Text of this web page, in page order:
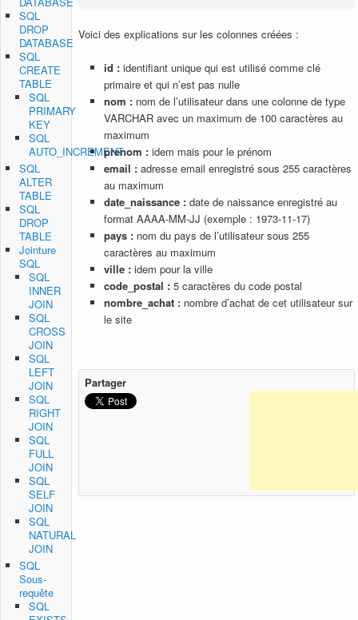
Voici des explications sur les colonnes créées :
id : identifiant unique qui est utilisé comme clé
primaire et qui n’est pas nulle
nom : nom de l’utilisateur dans une colonne de type
VARCHAR avec un maximum de 100 caractères au
maximum
prenom : idem mais pour le prénom
email : adresse email enregistré sous 255 caractères
au maximum
date_naissance : date de naissance enregistré au
format AAAA-MM-JJ (exemple : 1973-11-17)
pays : nom du pays de l’utilisateur sous 255
caractères au maximum
ville : idem pour la ville
code_postal : 5 caractères du code postal
nombre_achat : nombre d’achat de cet utilisateur sur
le site
Partager
SQL
DROP
DATABASE
SQL
CREATE
TABLE
SQL
PRIMARY
KEY
SQL
AUTO_INCREMENT
SQL
ALTER
TABLE
SQL
DROP
TABLE
Jointure
SQL
SQL
INNER
JOIN
SQL
CROSS
JOIN
SQL
LEFT
JOIN
SQL
RIGHT
JOIN
SQL
FULL
JOIN
SQL
SELF
JOIN
SQL
NATURAL
JOIN
SQL
Sous-
requête
SQL